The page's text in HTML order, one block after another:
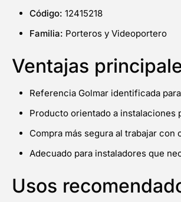
Código: 12415218
Familia: Porteros y Videoportero
Ventajas
Referencia Golmar identificada
Producto orientado a instalaciones
Compra más segura al trabajar
Adecuado para instaladores que
Usos